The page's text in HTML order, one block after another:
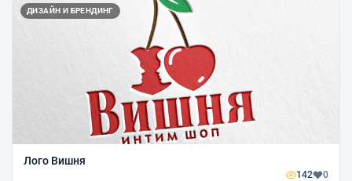
ДИЗАЙН И БРЕНДИНГ
Лого Вишня
142 0